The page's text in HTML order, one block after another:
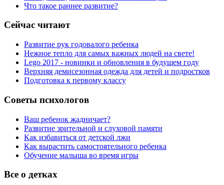
Что такое раннее развитие?
Сейчас читают
Развитие рук годовалого ребенка
Нежное тепло для самых важных людей на свете!
Lego 2017 - новинки и обновления в будущем году
Верхняя демисезонная одежда для детей и подростков
Подготовка к первому классу
Советы психологов
Ваш ребенок жадничает?
Развитие зрительной и слуховой памяти
Как избавиться от детской лжи
Как вырастить самостоятельного ребенка
Обучение малыша во время игры
Все о детках